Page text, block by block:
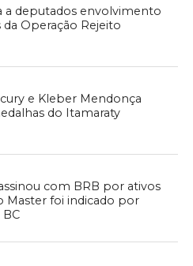
a deputados envolvimento
Operação Rejeito
e Kleber Mendonça
do Itamaraty
com BRB por ativos
Master foi indicado por